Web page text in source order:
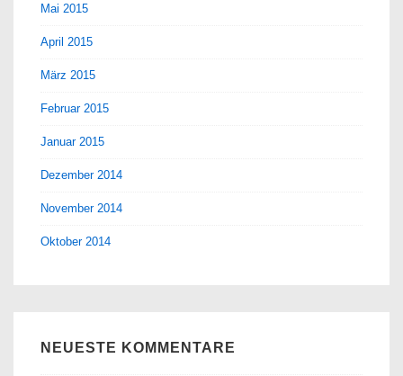
Mai 2015
April 2015
März 2015
Februar 2015
Januar 2015
Dezember 2014
November 2014
Oktober 2014
NEUESTE KOMMENTARE